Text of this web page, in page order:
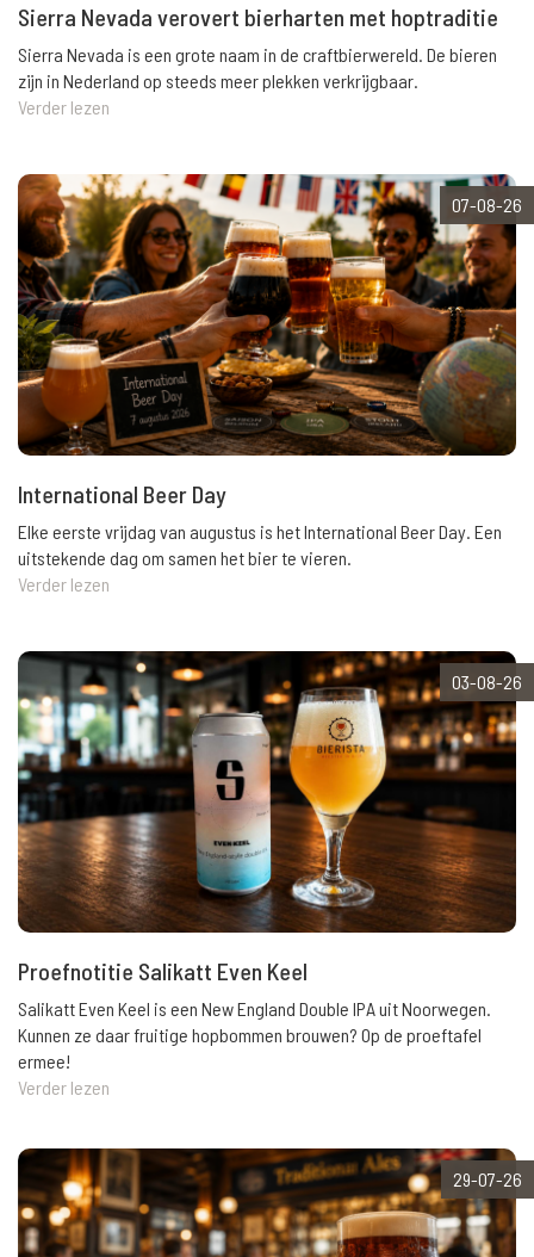
Sierra Nevada verovert bierharten met hoptraditie
Sierra Nevada is een grote naam in de craftbierwereld. De bieren
zijn in Nederland op steeds meer plekken verkrijgbaar.
Verder lezen
07-08-26
International Beer Day
Elke eerste vrijdag van augustus is het International Beer Day. Een
uitstekende dag om samen het bier te vieren.
Verder lezen
03-08-26
Proefnotitie Salikatt Even Keel
Salikatt Even Keel is een New England Double IPA uit Noorwegen.
Kunnen ze daar fruitige hopbommen brouwen? Op de proeftafel
ermee!
Verder lezen
29-07-26